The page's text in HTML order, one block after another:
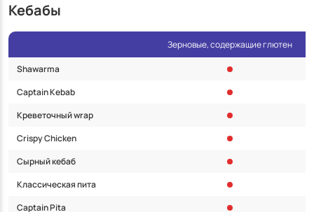
Кебабы
Зерновые, содержащие глютен
Shawarma
Captain Kebab
Креветочный wrap
Crispy Chicken
Сырный кебаб
Классическая пита
Captain Pita